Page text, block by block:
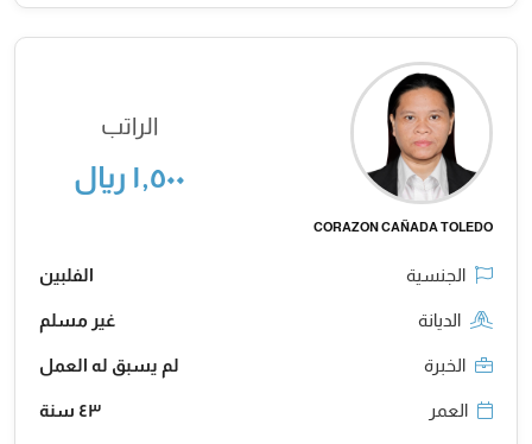
CORAZON CAÑADA TOLEDO
الراتب
١,٥٠٠ ريال
الجنسية الفلبين
الديانة غير مسلم
الخبرة لم يسبق له العمل
العمر ٤٣ سنة